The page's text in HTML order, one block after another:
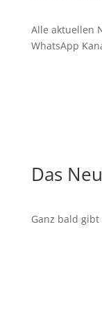
Alle aktuellen
WhatsApp
Das
Ganz bald